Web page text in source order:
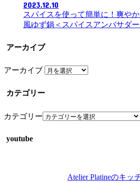
2023.12.10
スパイスを使って簡単に！爽や
風ゆず鍋＜スパイスアンバサダー
アーカイブ
アーカイブ
カテゴリー
カテゴリー
youtube
Atelier Platineのキッ